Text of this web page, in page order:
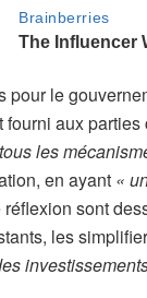
pour le
aux
les
en ayant «
réflexion sont
les